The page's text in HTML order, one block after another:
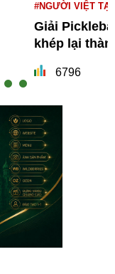
#NGƯỜI VIỆT TẠI
Giải
khép lại
6796